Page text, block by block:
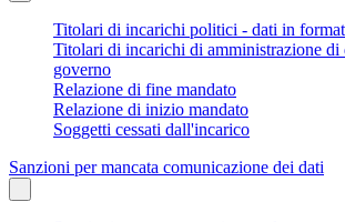
Titolari di incarichi politici - dati in
Titolari di incarichi di amministrazione di
governo
Relazione di fine mandato
Relazione di inizio mandato
Soggetti cessati dall'incarico
Sanzioni per mancata comunicazione dei dati